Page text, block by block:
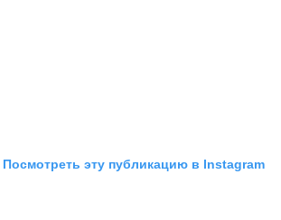
Посмотреть эту публикацию в Instagram